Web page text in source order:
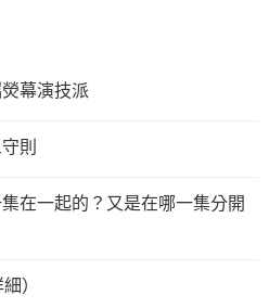
幕演技派
則
在一起的？又是在哪一集分開
）